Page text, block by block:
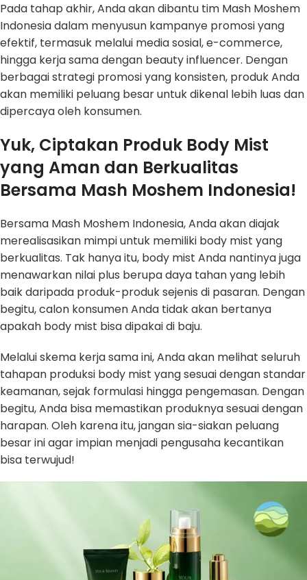
Pada tahap akhir, Anda akan dibantu tim Mash Moshem
Indonesia dalam menyusun kampanye promosi yang
efektif, termasuk melalui media sosial, e-commerce,
hingga kerja sama dengan beauty influencer. Dengan
berbagai strategi promosi yang konsisten, produk Anda
akan memiliki peluang besar untuk dikenal lebih luas dan
dipercaya oleh konsumen.
Yuk, Ciptakan Produk Body Mist
yang Aman dan Berkualitas
Bersama Mash Moshem Indonesia!
Bersama Mash Moshem Indonesia, Anda akan diajak
merealisasikan mimpi untuk memiliki body mist yang
berkualitas. Tak hanya itu, body mist Anda nantinya juga
menawarkan nilai plus berupa daya tahan yang lebih
baik daripada produk-produk sejenis di pasaran. Dengan
begitu, calon konsumen Anda tidak akan bertanya
apakah body mist bisa dipakai di baju.
Melalui skema kerja sama ini, Anda akan melihat seluruh
tahapan produksi body mist yang sesuai dengan standar
keamanan, sejak formulasi hingga pengemasan. Dengan
begitu, Anda bisa memastikan produknya sesuai dengan
harapan. Oleh karena itu, jangan sia-siakan peluang
besar ini agar impian menjadi pengusaha kecantikan
bisa terwujud!